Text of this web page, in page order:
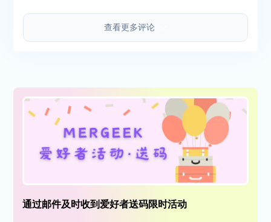
查看更多评论
通过邮件及时收到爱好者送码限时活动